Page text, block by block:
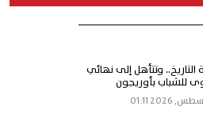
وتتأهل إلى نهائي
للشباب بأوريجون